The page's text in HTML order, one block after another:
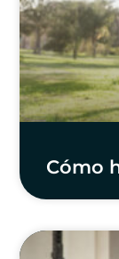
Cómo